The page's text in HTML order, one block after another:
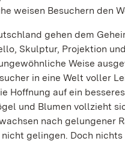
weisen Besuchern den
gehen dem
Skulptur, Projektion
Weise
in eine Welt voller
Hoffnung auf ein
und Blumen vollzieht
nach gelungener
gelingen. Doch